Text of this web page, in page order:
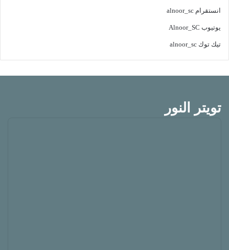
انستقرام alnoor_sc
يوتيوب Alnoor_SC
تيك توك alnoor_sc
تويتر النور